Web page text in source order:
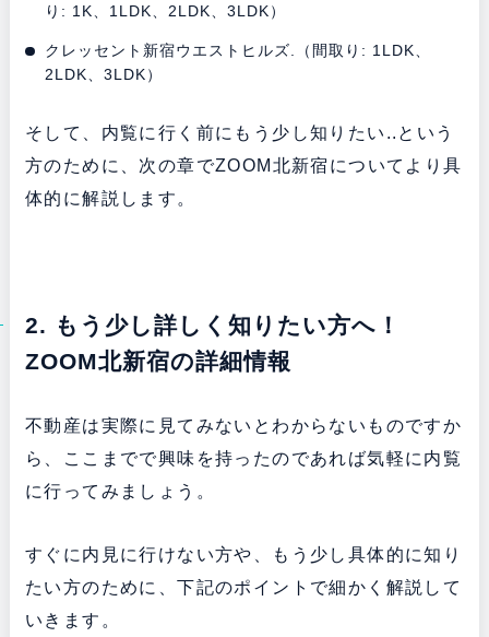
り: 1K、1LDK、2LDK、3LDK）
クレッセント新宿ウエストヒルズ.（間取り: 1LDK、
2LDK、3LDK）
そして、内覧に行く前にもう少し知りたい..という
方のために、次の章でZOOM北新宿についてより具
体的に解説します。
2. もう少し詳しく知りたい方へ！
ZOOM北新宿の詳細情報
不動産は実際に見てみないとわからないものですか
ら、ここまでで興味を持ったのであれば気軽に内覧
に行ってみましょう。
すぐに内見に行けない方や、もう少し具体的に知り
たい方のために、下記のポイントで細かく解説して
いきます。